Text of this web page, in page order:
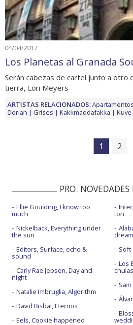
04/04/2017
Los Planetas al Granada
Serán cabezas de cartel junto a otro
tierra, Lori Meyers
ARTISTAS RELACIONADOS:
Dorian
Grises Kakkmaddafakka Kuve
1 2
PRO. NOVEDADES
Ellie Goulding, I know too
much
Nickelback, Everything under
the sun
Editors, Surface, echo &
sound
Carly Rae Jepsen, Day and
night
Natalie Imbruglia, Algorithm
David Bisbal, Eternos
Eels, Cookie happened
ton
Soft
Los
chulas